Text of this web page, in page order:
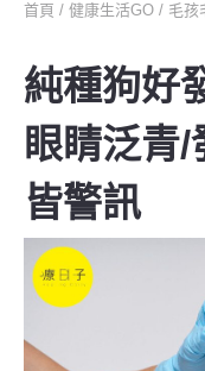
首頁 / 健康生活GO / 毛孩
純種狗好
眼睛泛青/
皆警訊